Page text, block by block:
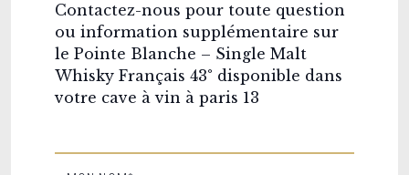
Contactez-nous pour toute question
ou information supplémentaire sur
le Pointe Blanche – Single Malt
Whisky Français 43° disponible dans
votre cave à vin à paris 13